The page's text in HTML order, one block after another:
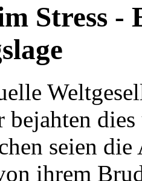
Stress -
bejahten
seien
ihrem